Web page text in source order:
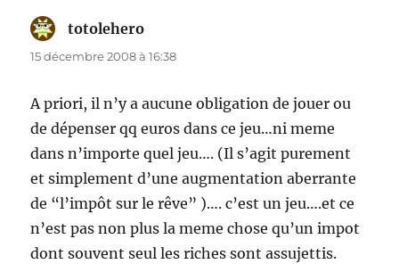
totolehero
15 décembre 2008 à 16:38
A priori, il n’y a aucune obligation de jouer ou
de dépenser qq euros dans ce jeu…ni meme
dans n’importe quel jeu…. (Il s’agit purement
et simplement d’une augmentation aberrante
de “l’impôt sur le rêve” )…. c’est un jeu….et ce
n’est pas non plus la meme chose qu’un impot
dont souvent seul les riches sont assujettis.